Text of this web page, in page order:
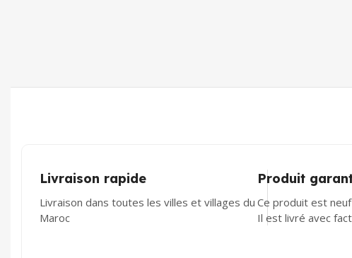
Livraison rapide
Livraison dans toutes les villes et villages du
Maroc
Produit
Ce produit est
Il est livré avec